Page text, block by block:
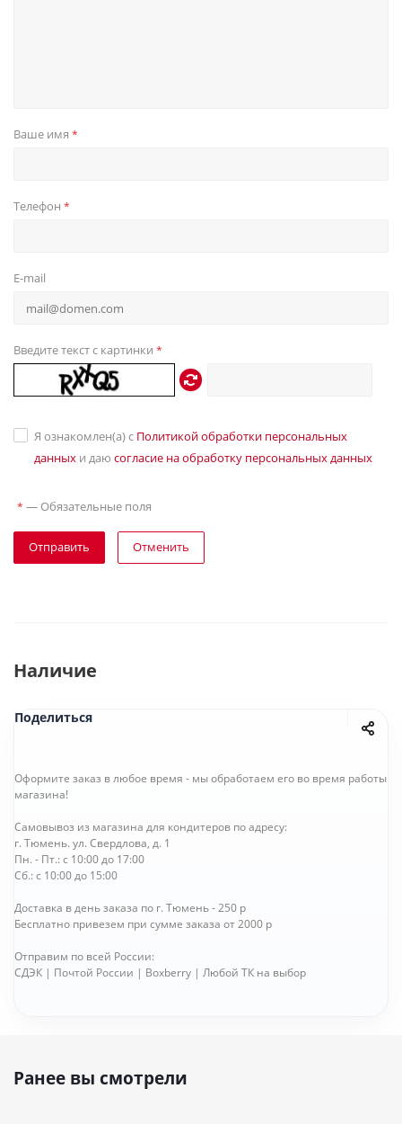
Ваше имя *
Телефон *
E-mail
Введите текст с картинки *
Я ознакомлен(а) с Политикой обработки персональных
данных и даю согласие на обработку персональных данных
* — Обязательные поля
Отправить Отменить
Наличие
Поделиться
Оформите заказ в любое время - мы обработаем его во время работы
магазина!
Самовывоз из магазина для кондитеров по адресу:
г. Тюмень. ул. Свердлова, д. 1
Пн. - Пт.: с 10:00 до 17:00
Сб.: с 10:00 до 15:00
Доставка в день заказа по г. Тюмень - 250 р
Бесплатно привезем при сумме заказа от 2000 р
Отправим по всей России:
СДЭК | Почтой России | Boxberry | Любой ТК на выбор
Ранее вы смотрели